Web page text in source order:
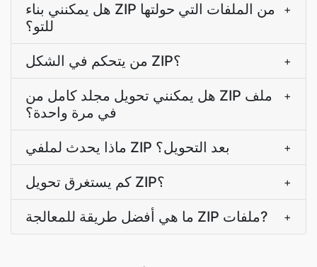
هل يمكنني بناء ZIP من الملفات التي حولتها
للتو؟
+
من يتحكم في الشكل ZIP؟ +
هل يمكنني تحويل مجلد كامل من ZIP ملف
في مرة واحدة؟
+
ماذا يحدث لملفي ZIP بعد التحويل؟ +
كم يستغرق تحويل ZIP؟ +
ما هي أفضل طريقة للمعالجة ZIP ملفات? +